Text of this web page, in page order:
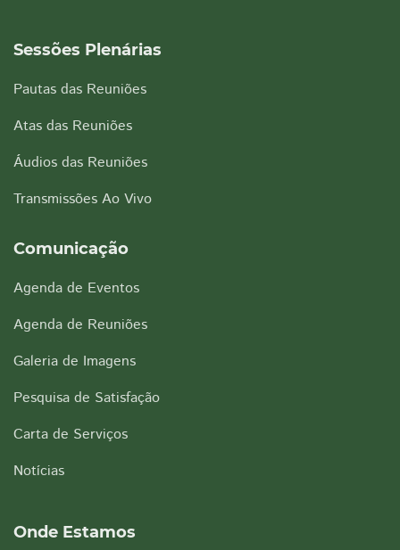
Sessões Plenárias
Pautas das Reuniões
Atas das Reuniões
Áudios das Reuniões
Transmissões Ao Vivo
Comunicação
Agenda de Eventos
Agenda de Reuniões
Galeria de Imagens
Pesquisa de Satisfação
Carta de Serviços
Notícias
Onde Estamos